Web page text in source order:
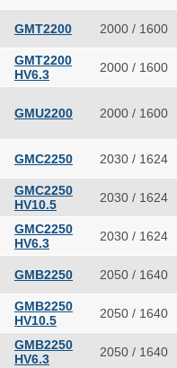
GMT2200 2000 / 1600
GMT2200
HV6.3
2000 / 1600
GMU2200 2000 / 1600
GMC2250 2030 / 1624
GMC2250
HV10.5
2030 / 1624
GMC2250
HV6.3
2030 / 1624
GMB2250 2050 / 1640
GMB2250
HV10.5
2050 / 1640
GMB2250
HV6.3
2050 / 1640